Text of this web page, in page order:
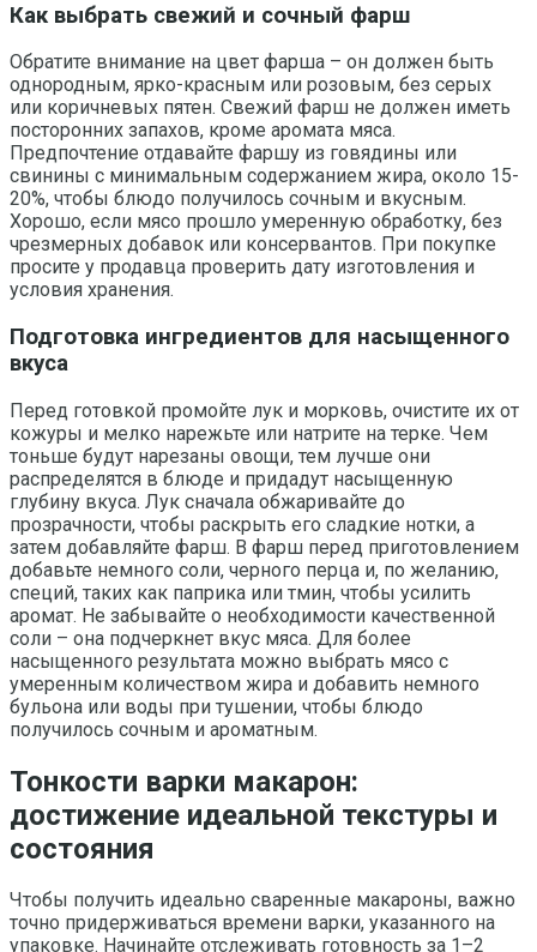
Как выбрать свежий и сочный фарш
Обратите внимание на цвет фарша – он должен быть
однородным, ярко-красным или розовым, без серых
или коричневых пятен. Свежий фарш не должен иметь
посторонних запахов, кроме аромата мяса.
Предпочтение отдавайте фаршу из говядины или
свинины с минимальным содержанием жира, около 15-
20%, чтобы блюдо получилось сочным и вкусным.
Хорошо, если мясо прошло умеренную обработку, без
чрезмерных добавок или консервантов. При покупке
просите у продавца проверить дату изготовления и
условия хранения.
Подготовка ингредиентов для насыщенного
вкуса
Перед готовкой промойте лук и морковь, очистите их от
кожуры и мелко нарежьте или натрите на терке. Чем
тоньше будут нарезаны овощи, тем лучше они
распределятся в блюде и придадут насыщенную
глубину вкуса. Лук сначала обжаривайте до
прозрачности, чтобы раскрыть его сладкие нотки, а
затем добавляйте фарш. В фарш перед приготовлением
добавьте немного соли, черного перца и, по желанию,
специй, таких как паприка или тмин, чтобы усилить
аромат. Не забывайте о необходимости качественной
соли – она подчеркнет вкус мяса. Для более
насыщенного результата можно выбрать мясо с
умеренным количеством жира и добавить немного
бульона или воды при тушении, чтобы блюдо
получилось сочным и ароматным.
Тонкости варки макарон:
достижение идеальной текстуры и
состояния
Чтобы получить идеально сваренные макароны, важно
точно придерживаться времени варки, указанного на
упаковке. Начинайте отслеживать готовность за 1–2